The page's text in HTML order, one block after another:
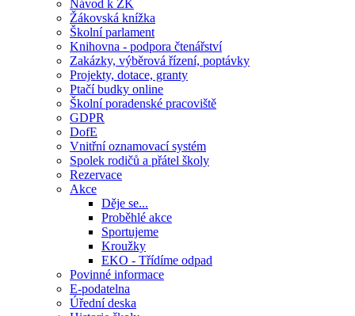
Návod k ŽK
Žákovská knížka
Školní parlament
Knihovna - podpora čtenářství
Zakázky, výběrová řízení, poptávky
Projekty, dotace, granty
Ptačí budky online
Školní poradenské pracoviště
GDPR
DofE
Vnitřní oznamovací systém
Spolek rodičů a přátel školy
Rezervace
Akce
Děje se...
Proběhlé akce
Sportujeme
Kroužky
EKO - Třídíme odpad
Povinné informace
E-podatelna
Úřední deska